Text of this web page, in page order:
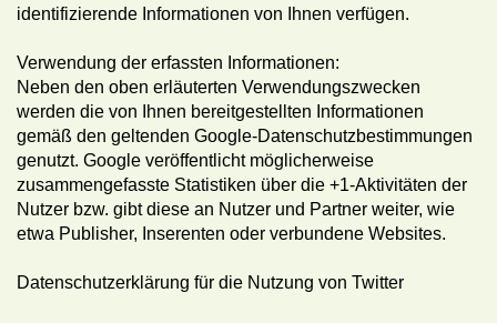
identifizierende Informationen von Ihnen verfügen.
Verwendung der erfassten Informationen:
Neben den oben erläuterten Verwendungszwecken
werden die von Ihnen bereitgestellten Informationen
gemäß den geltenden Google-Datenschutzbestimmungen
genutzt. Google veröffentlicht möglicherweise
zusammengefasste Statistiken über die +1-Aktivitäten der
Nutzer bzw. gibt diese an Nutzer und Partner weiter, wie
etwa Publisher, Inserenten oder verbundene Websites.
Datenschutzerklärung für die Nutzung von Twitter